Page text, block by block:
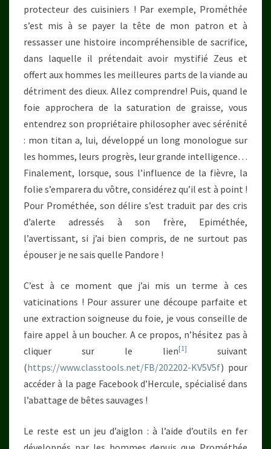
protecteur des cuisiniers ! Par exemple, Prométhée
s’est mis à se payer la tête de mon patron et à
ressasser une histoire incompréhensible de sacrifice,
dans laquelle il prétendait avoir mystifié Zeus et
offert aux hommes les meilleures parts de la viande au
détriment des dieux. Allez comprendre! Puis, quand le
foie approchera de la saturation de graisse, vous
entendrez son propriétaire philosopher avec sérénité
: mon titan a, lui, développé un long monologue sur
les hommes, leurs progrès, leur grande intelligence…
Finalement, lorsque, sous l’influence de la fièvre, la
folie s’emparera du vôtre, considérez qu’il est à point !
Pour Prométhée, son délire s’est traduit par des cris
d’alerte adressés à son frère, Epiméthée,
l’avertissant, si j’ai bien compris, de ne surtout pas
épouser je ne sais quelle Pandore !
C’est à ce moment que j’ai mis un terme à ces
vaticinations ! Pour assurer une découpe parfaite et
une extraction soigneuse du foie, je vous conseille de
faire appel à un boucher. A ce propos, n’hésitez pas à
cliquer sur le lien[1]
suivant
(https://www.classtools.net/FB/202202-KV5V5f) pour
accéder à la page Facebook d’Hercule, spécialisé dans
l’abattage de bêtes sauvages !
Le reste est un jeu d’aiglon : à l’aide d’outils en fer